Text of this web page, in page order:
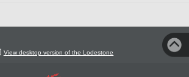
View desktop version of the Lodestone